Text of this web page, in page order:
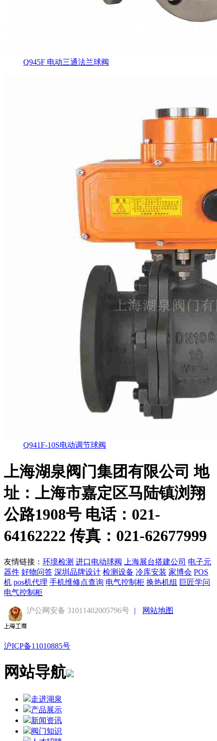
Q945F 电动三通法兰球阀
Q941F-10S电动调节球阀
上海湖泉阀门集团有限公司 地
址：上海市嘉定区马陆镇浏翔
公路1908号 电话：021-
64162222 传真：021-62677999
友情链接： 环境检测 进口电动球阀 上海展台搭建公司 电子元
器件 好物问答 深圳品牌设计 检测设备 冷库安装 家博会 POS
机 pos机代理 手机维修点查询 电气控制柜 换热机组 巨匠学问
电气控制柜
沪公网安备 31011402005796号 | 网站地图
沪ICP备11010885号
网站导航
走进湖泉
产品展示
新闻资讯
阀门知识